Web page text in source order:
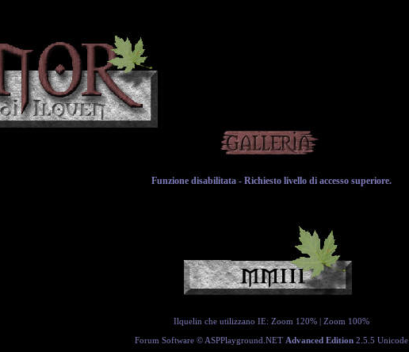
Funzione disabilitata - Richiesto livello di accesso superiore.
Ilquelin che utilizzano IE: Zoom 120%| Zoom 100%
Forum Software © ASPPlayground.NET Advanced Edition2.5.5 Unicode